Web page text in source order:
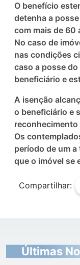
O benefício
detenha a
com mais de 60
No caso de
nas condições
caso a posse
beneficiário e
A isenção
o beneficiário e
Os
período de um
que o imóvel se
Compartilhar:
Últimas